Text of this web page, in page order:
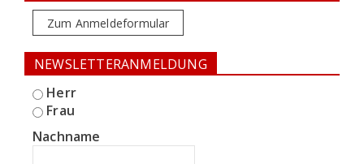
Zum Anmeldeformular
NEWSLETTERANMELDUNG
Herr
Frau
Nachname